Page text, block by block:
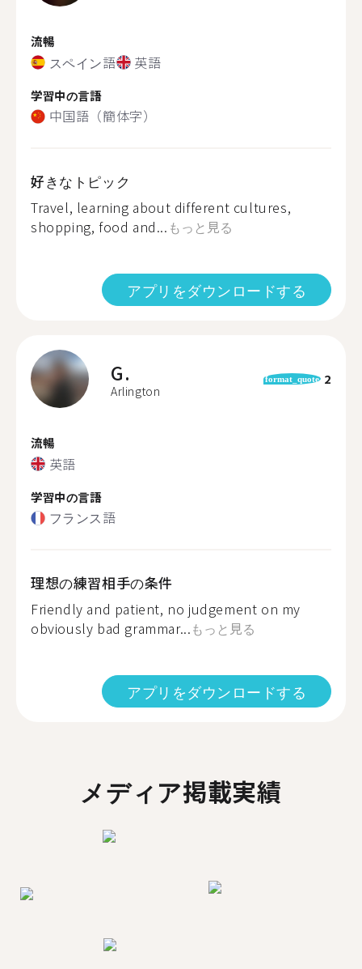
流暢
スペイン語 英語
学習中の言語
中国語（簡体字）
好きなトピック
Travel, learning about different cultures,
shopping, food and... もっと見る
アプリをダウンロードする
G.
Arlington
format_quote 2
流暢
英語
学習中の言語
フランス語
理想の練習相手の条件
Friendly and patient, no judgement on my
obviously bad grammar...もっと見る
アプリをダウンロードする
メディア掲載実績